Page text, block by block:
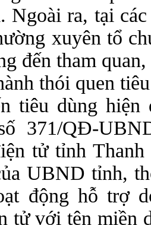
Ngoài ra, tại
xuyên tổ
đến tham
thói quen
tiêu dùng
371/QĐ-
tử tỉnh
UBND tỉnh,
động hỗ trợ
tử với tên miền